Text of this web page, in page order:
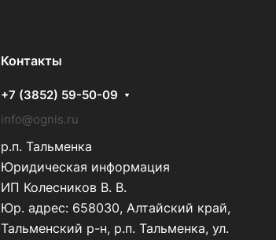
Контакты
+7 (3852) 59-50-09
info@ognis.ru
р.п. Тальменка
Юридическая информация
ИП Колесников В. В.
Юр. адрес: 658030, Алтайский край,
Тальменский р-н, р.п. Тальменка, ул.